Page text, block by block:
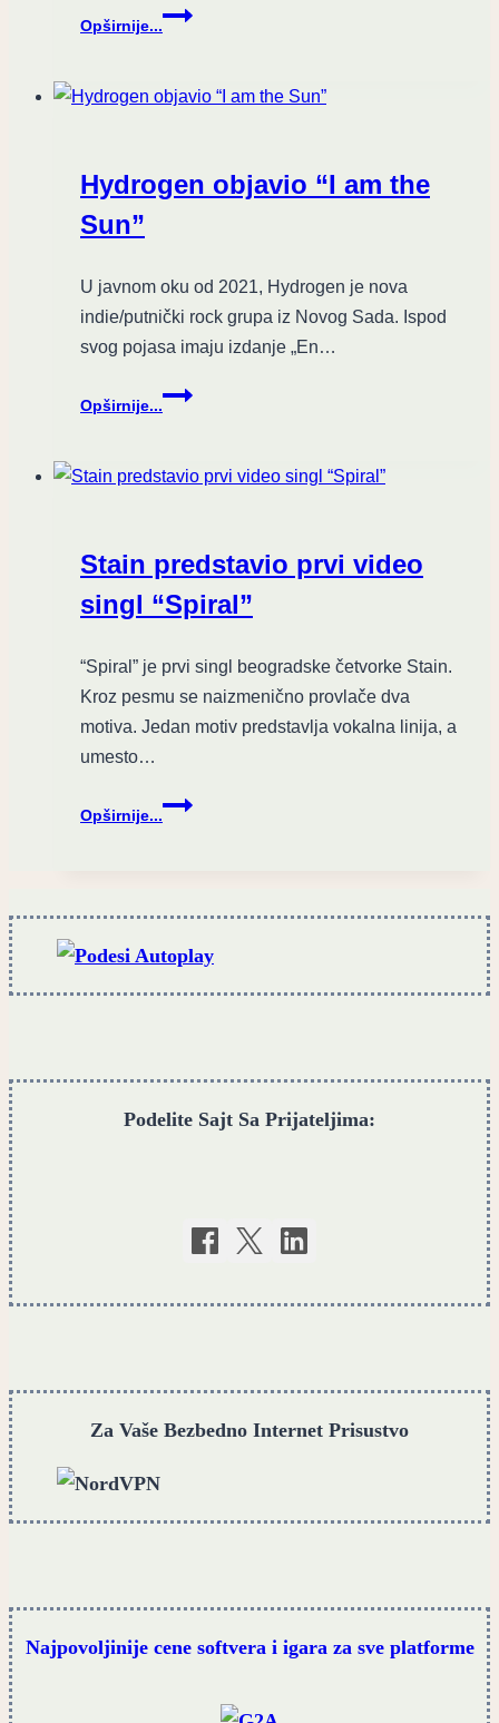
Opširnije...
NOVI
SINGL
SVRLJIŠKOG
Hydrogen objavio “I am the
Sun”
U javnom oku od 2021, Hydrogen je nova
indie/putnički rock grupa iz Novog Sada. Ispod
svog pojasa imaju izdanje „En…
Opširnije...
Hydrogen
objavio
am
Stain predstavio prvi video
singl “Spiral”
“Spiral” je prvi singl beogradske četvorke Stain.
Kroz pesmu se naizmenično provlače dva
motiva. Jedan motiv predstavlja vokalna linija, a
umesto…
Opširnije...
Stain
predstavio
Podelite Sajt Sa Prijateljima:
Za Vaše Bezbedno Internet Prisustvo
Najpovoljinije cene softvera i igara za sve platforme